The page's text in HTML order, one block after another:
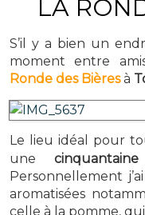
LA
S’il y a bien un
moment entre
Ronde des Bièresà
Le lieu idéal pour
une
Personnellement
aromatisées
celle à la pomme,